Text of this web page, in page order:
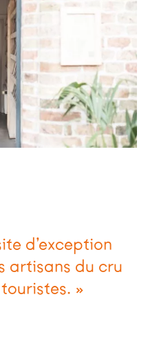
d’exception
artisans du cru
»